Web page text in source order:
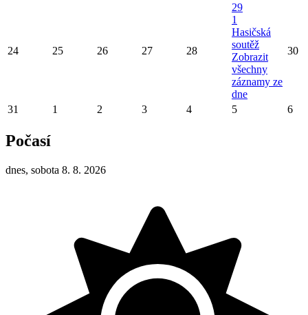
24 25 26 27 28
29
1
Hasičská
soutěž
Zobrazit
všechny
záznamy ze
dne
30
31 1 2 3 4 5 6
Počasí
dnes, sobota 8. 8. 2026